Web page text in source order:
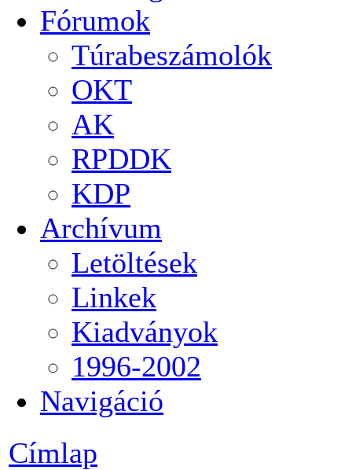
Fórumok
Túrabeszámolók
OKT
AK
RPDDK
KDP
Archívum
Letöltések
Linkek
Kiadványok
1996-2002
Navigáció
Címlap